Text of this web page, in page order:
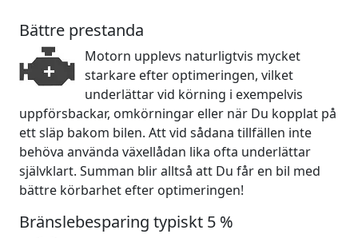
Bättre prestanda
Motorn upplevs naturligtvis mycket
starkare efter optimeringen, vilket
underlättar vid körning i exempelvis
uppförsbackar, omkörningar eller när Du kopplat på
ett släp bakom bilen. Att vid sådana tillfällen inte
behöva använda växellådan lika ofta underlättar
självklart. Summan blir alltså att Du får en bil med
bättre körbarhet efter optimeringen!
Bränslebesparing typiskt 5 %